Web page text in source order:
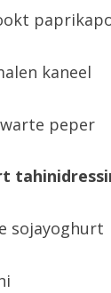
kaneel
peper
sojayoghurt